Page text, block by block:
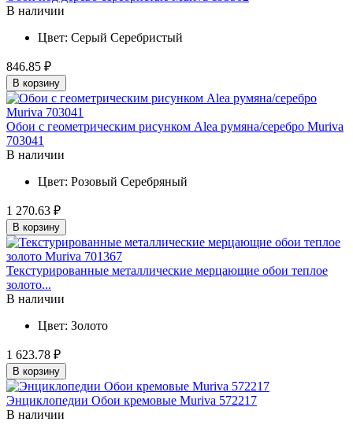
В наличии
Цвет: Серый Серебристый
846.85 ₽
В корзину
Обои с геометрическим рисунком Alea румяна/серебро Muriva
703041
В наличии
Цвет: Розовый Серебряный
1 270.63 ₽
В корзину
Текстурированные металлические мерцающие обои теплое
золото...
В наличии
Цвет: Золото
1 623.78 ₽
В корзину
Энциклопедии Обои кремовые Muriva 572217
В наличии